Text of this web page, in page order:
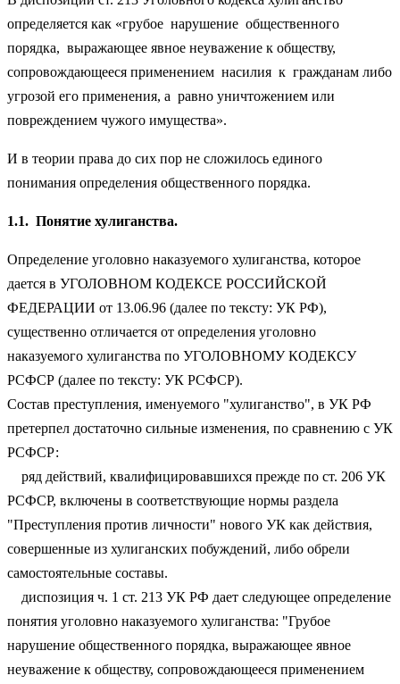
определяется как «грубое нарушение общественного
порядка, выражающее явное неуважение к обществу,
сопровождающееся применением насилия к гражданам либо
угрозой его применения, а равно уничтожением или
повреждением чужого имущества».
И в теории права до сих пор не сложилось единого
понимания определения общественного порядка.
1.1. Понятие хулиганства.
Определение уголовно наказуемого хулиганства, которое
дается в УГОЛОВНОМ КОДЕКСЕ РОССИЙСКОЙ
ФЕДЕРАЦИИ от 13.06.96 (далее по тексту: УК РФ),
существенно отличается от определения уголовно
наказуемого хулиганства по УГОЛОВНОМУ КОДЕКСУ
РСФСР (далее по тексту: УК РСФСР).
Состав преступления, именуемого "хулиганство", в УК РФ
претерпел достаточно сильные изменения, по сравнению с УК
РСФСР:
ряд действий, квалифицировавшихся прежде по ст. 206 УК
РСФСР, включены в соответствующие нормы раздела
"Преступления против личности" нового УК как действия,
совершенные из хулиганских побуждений, либо обрели
самостоятельные составы.
диспозиция ч. 1 ст. 213 УК РФ дает следующее определение
понятия уголовно наказуемого хулиганства: "Грубое
нарушение общественного порядка, выражающее явное
неуважение к обществу, сопровождающееся применением